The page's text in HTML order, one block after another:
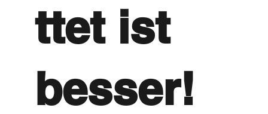
ttet ist
besser!